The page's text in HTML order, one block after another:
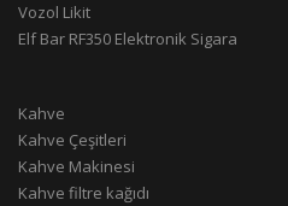
Vozol Likit
Elf Bar RF350 Elektronik Sigara
Kahve
Kahve Çeşitleri
Kahve Makinesi
Kahve filtre kağıdı